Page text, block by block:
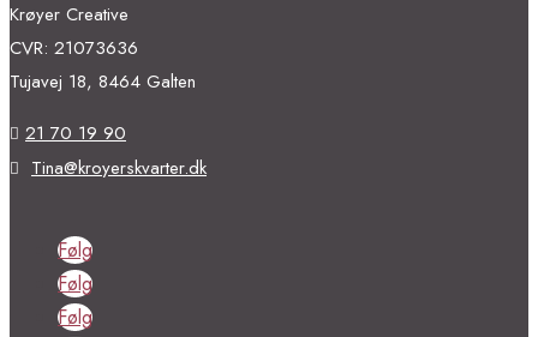
Krøyer Creative
CVR: 21073636
Tujavej 18, 8464 Galten
 21 70 19 90
 Tina@kroyerskvarter.dk
Følg
Følg
Følg